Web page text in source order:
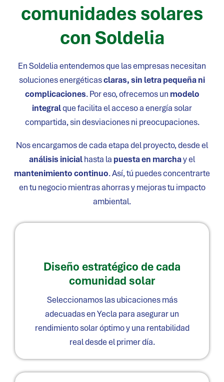
comunidades solares
con Soldelia
En Soldelia entendemos que las empresas necesitan
soluciones energéticasclaras, sin letra pequeña ni
complicaciones. Por eso, ofrecemos un modelo
integralque facilita el acceso a energía solar
compartida, sin desviaciones ni preocupaciones.
Nos encargamos de cada etapa del proyecto, desde el
análisis inicialhasta la puesta en marchay el
mantenimiento continuo. Así, tú puedes concentrarte
en tu negocio mientras ahorras y mejoras tu impacto
ambiental.
Diseño estratégico de cada
comunidad solar
Seleccionamos las ubicaciones más
adecuadas enYecla para asegurar un
rendimiento solar óptimo y una rentabilidad
real desde el primer día.